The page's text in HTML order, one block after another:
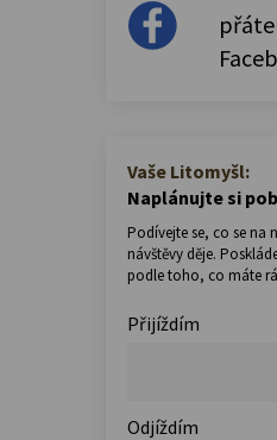
Vaše Litomyšl:
Naplánujte si
Podívejte se, co se na
návštěvy děje.
podle toho, co máte
Přijíždím
Odjíždím